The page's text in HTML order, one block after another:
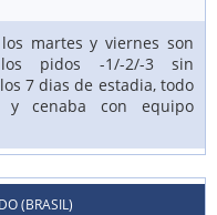
martes y viernes son
pidos -1/-2/-3 sin
7 dias de estadia, todo
y cenaba con equipo
(BRASIL)